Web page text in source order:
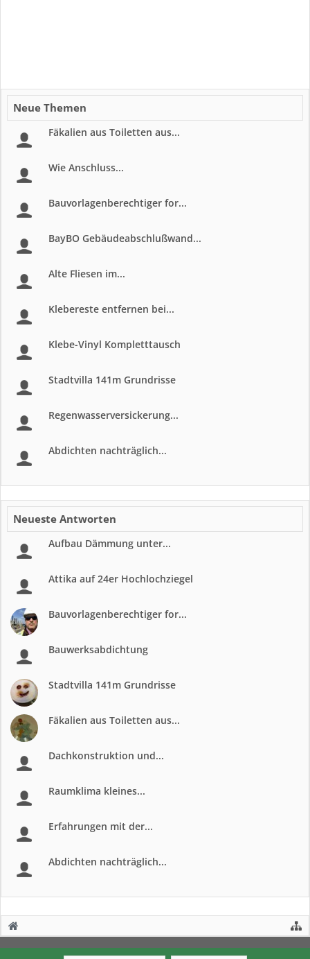
Neue Themen
Fäkalien aus Toiletten aus...
Wie Anschluss...
Bauvorlagenberechtiger for...
BayBO Gebäudeabschlußwand...
Alte Fliesen im...
Klebereste entfernen bei...
Klebe-Vinyl Kompletttausch
Stadtvilla 141m Grundrisse
Regenwasserversickerung...
Abdichten nachträglich...
Neueste Antworten
Aufbau Dämmung unter...
Attika auf 24er Hochlochziegel
Bauvorlagenberechtiger for...
Bauwerksabdichtung
Stadtvilla 141m Grundrisse
Fäkalien aus Toiletten aus...
Dachkonstruktion und...
Raumklima kleines...
Erfahrungen mit der...
Abdichten nachträglich...